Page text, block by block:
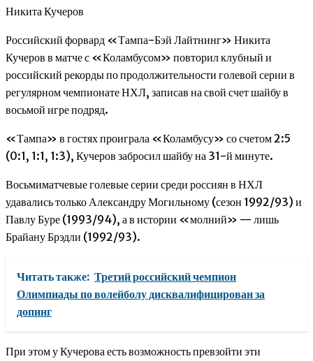
Никита Кучеров
Российский форвард «Тампа-Бэй Лайтнинг» Никита
Кучеров в матче с «Коламбусом» повторил клубный и
российский рекорды по продолжительности голевой серии в
регулярном чемпионате НХЛ, записав на свой счет шайбу в
восьмой игре подряд.
«Тампа» в гостях проиграла «Коламбусу» со счетом 2:5
(0:1, 1:1, 1:3), Кучеров забросил шайбу на 31-й минуте.
Восьмиматчевые голевые серии среди россиян в НХЛ
удавались только Александру Могильному (сезон 1992/93) и
Павлу Буре (1993/94), а в истории «молний» — лишь
Брайану Брэдли (1992/93).
Читать также: Третий российский чемпион
Олимпиады по волейболу дисквалифицирован за
допинг
При этом у Кучерова есть возможность превзойти эти